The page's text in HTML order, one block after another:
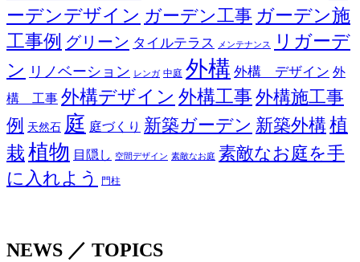
ーデンデザイン ガーデン工事 ガーデン施
工事例 グリーン タイルテラス メンテナンス
リガーデ
ン リノベーション レンガ 中庭 外構 外構 デザイン 外
構 工事 外構デザイン 外構工事 外構施工事
例
天然石 庭 庭づくり 新築ガーデン 新築外構植
栽 植物 目隠し 空間デザイン 素敵なお庭 素敵なお庭を手
に入れよう
門柱
NEWS ／ TOPICS